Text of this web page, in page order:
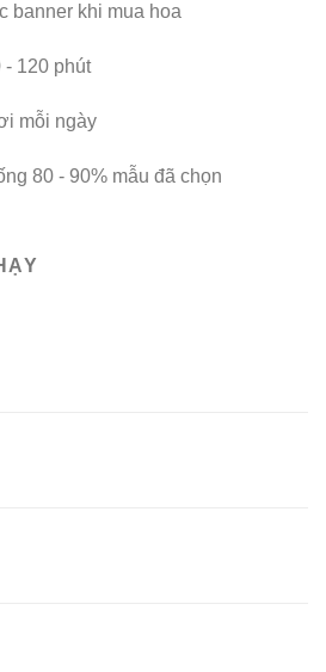
banner khi mua hoa
- 120 phút
mỗi ngày
80 - 90% mẫu đã chọn